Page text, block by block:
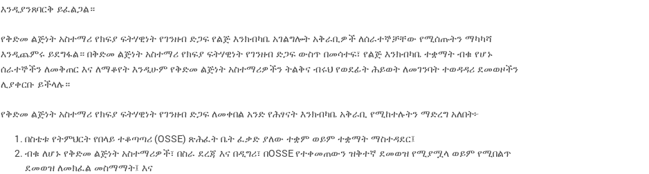
እንዲያንጸባርቅ ይፈልጋል።
የቅድመ ልጅነት አስተማሪ የክፍያ ፍትሃዊነት የገንዘብ ድጋፍ የልጅ እንክብካቤ አገልግሎት አቅራቢዎች ለሰራተኞቻቸው የሚሰጡትን ማካካሻ
እንዲጨምሩ ይደግፋል። በቅድመ ልጅነት አስተማሪ የክፍያ ፍትሃዊነት የገንዘብ ድጋፍ ውስጥ በመሳተፍ፣ የልጅ እንክብካቤ ተቋማት ብቁ የሆኑ
ሰራተኞችን ለመቅጠር እና ለማቆየት እንዲሁም የቅድመ ልጅነት አስተማሪዎችን ትልቅና ብሩህ የወደፊት ሕይወት ለመገንባት ተወዳዳሪ ደመወዞችን
ሊያቀርቡ ይችላሉ።
የቅድመ ልጅነት አስተማሪ የክፍያ ፍትሃዊነት የገንዘብ ድጋፍ ለመቀበል አንድ የሕፃናት እንክብካቤ አቅራቢ የሚከተሉትን ማድረግ አለበት፦
በስቴቱ የትምህርት የበላይ ተቆጣጣሪ (OSSE) ጽሕፈት ቤት ፈቃድ ያለው ተቋም ወይም ተቋማት ማስተዳደር፤
ብቁ ለሆኑ የቅድመ ልጅነት አስተማሪዎች፣ በስራ ደረጃ እና በዲግሪ፣ በOSSE የተቀመጠውን ዝቅተኛ ደመወዝ የሚያሟላ ወይም የሚበልጥ
ደመወዝ ለመክፈል መስማማት፤ እና